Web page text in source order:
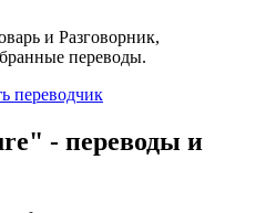
и Разговорник,
переводы.
- переводы и